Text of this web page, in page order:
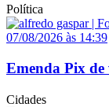
Política
07/08/2026 às 14:39
Emenda Pix
Cidades